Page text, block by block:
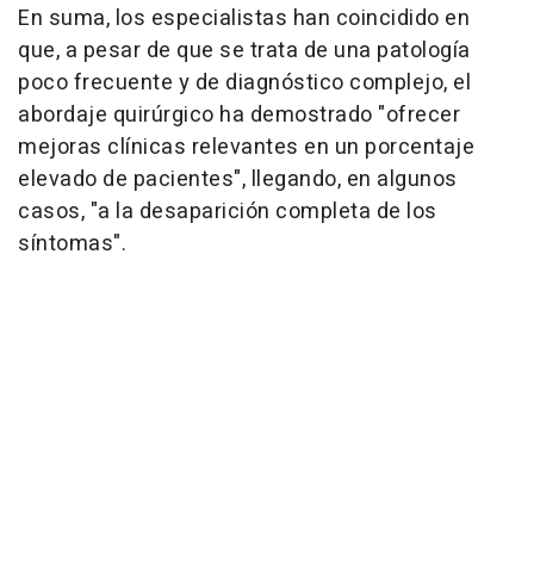
En suma, los especialistas han coincidido en
que, a pesar de que se trata de una patología
poco frecuente y de diagnóstico complejo, el
abordaje quirúrgico ha demostrado "ofrecer
mejoras clínicas relevantes en un porcentaje
elevado de pacientes", llegando, en algunos
casos, "a la desaparición completa de los
síntomas".